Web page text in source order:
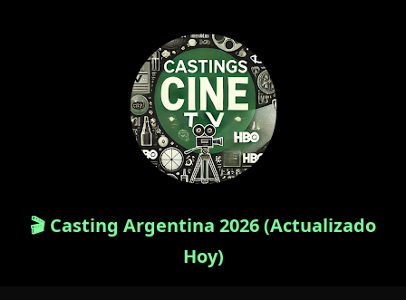
🎬 Casting Argentina 2026 (Actualizado
Hoy)